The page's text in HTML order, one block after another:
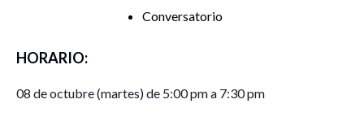
Conversatorio
HORARIO:
08 de octubre (martes) de 5:00 pm a 7:30 pm